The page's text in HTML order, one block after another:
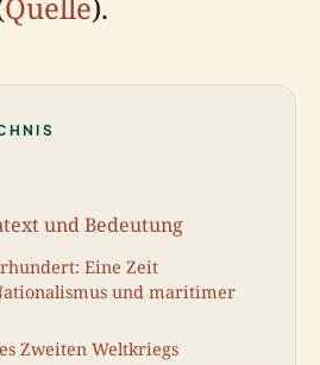
und Bedeutung
Eine Zeit
und maritimer
Zweiten Weltkriegs